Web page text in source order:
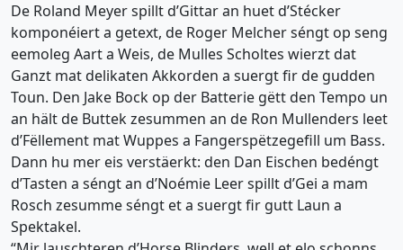
De Roland Meyer spillt d’Gittar an huet d’Stécker
komponéiert a getext, de Roger Melcher séngt op seng
eemoleg Aart a Weis, de Mulles Scholtes wierzt dat
Ganzt mat delikaten Akkorden a suergt fir de gudden
Toun. Den Jake Bock op der Batterie gëtt den Tempo un
an hält de Buttek zesummen an de Ron Mullenders leet
d’Fëllement mat Wuppes a Fangerspëtzegefill um Bass.
Dann hu mer eis verstäerkt: den Dan Eischen bedéngt
d’Tasten a séngt an d’Noémie Leer spillt d’Gei a mam
Rosch zesumme séngt et a suergt fir gutt Laun a
Spektakel.